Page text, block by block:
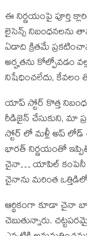
ఈ నిర్ణయంపై పూర్తి
లైసెన్స్‌ నిబంధనలను
ఏడాది క్రితమే
అర్హతను కోల్పోవడం
నిషేధించలేదు, కేవలం
యాప్ స్టోర్ కొత్త
రీడిజైన్ చేసుకుని, మా
స్టోర్ లో మళ్లీ అప్ లోడ్
భారత్ నిర్ణయంతో
చైనా… యాపిల్‌ కంపెనీ
చైనాను మరింత
ఆర్థికంగా కూడా చైనా
చెబుతున్నారు.